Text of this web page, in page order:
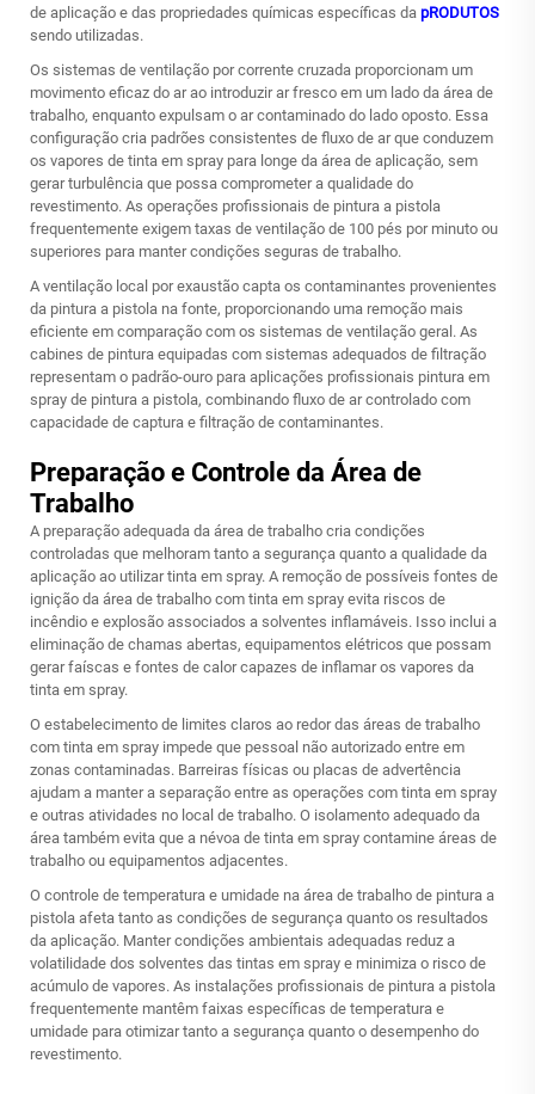
de aplicação e das propriedades químicas específicas da pRODUTOS
sendo utilizadas.
Os sistemas de ventilação por corrente cruzada proporcionam um
movimento eficaz do ar ao introduzir ar fresco em um lado da área de
trabalho, enquanto expulsam o ar contaminado do lado oposto. Essa
configuração cria padrões consistentes de fluxo de ar que conduzem
os vapores de tinta em spray para longe da área de aplicação, sem
gerar turbulência que possa comprometer a qualidade do
revestimento. As operações profissionais de pintura a pistola
frequentemente exigem taxas de ventilação de 100 pés por minuto ou
superiores para manter condições seguras de trabalho.
A ventilação local por exaustão capta os contaminantes provenientes
da pintura a pistola na fonte, proporcionando uma remoção mais
eficiente em comparação com os sistemas de ventilação geral. As
cabines de pintura equipadas com sistemas adequados de filtração
representam o padrão-ouro para aplicações profissionais pintura em
spray de pintura a pistola, combinando fluxo de ar controlado com
capacidade de captura e filtração de contaminantes.
Preparação e Controle da Área de
Trabalho
A preparação adequada da área de trabalho cria condições
controladas que melhoram tanto a segurança quanto a qualidade da
aplicação ao utilizar tinta em spray. A remoção de possíveis fontes de
ignição da área de trabalho com tinta em spray evita riscos de
incêndio e explosão associados a solventes inflamáveis. Isso inclui a
eliminação de chamas abertas, equipamentos elétricos que possam
gerar faíscas e fontes de calor capazes de inflamar os vapores da
tinta em spray.
O estabelecimento de limites claros ao redor das áreas de trabalho
com tinta em spray impede que pessoal não autorizado entre em
zonas contaminadas. Barreiras físicas ou placas de advertência
ajudam a manter a separação entre as operações com tinta em spray
e outras atividades no local de trabalho. O isolamento adequado da
área também evita que a névoa de tinta em spray contamine áreas de
trabalho ou equipamentos adjacentes.
O controle de temperatura e umidade na área de trabalho de pintura a
pistola afeta tanto as condições de segurança quanto os resultados
da aplicação. Manter condições ambientais adequadas reduz a
volatilidade dos solventes das tintas em spray e minimiza o risco de
acúmulo de vapores. As instalações profissionais de pintura a pistola
frequentemente mantêm faixas específicas de temperatura e
umidade para otimizar tanto a segurança quanto o desempenho do
revestimento.